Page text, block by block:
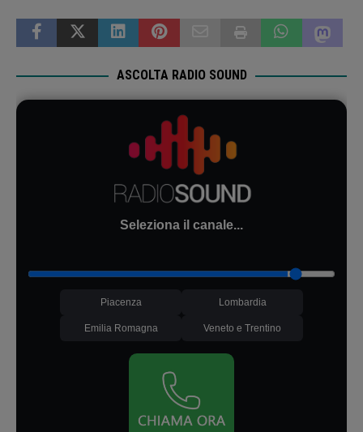
ASCOLTA RADIO SOUND
Seleziona il canale...
Piacenza Lombardia
Emilia Romagna Veneto e Trentino